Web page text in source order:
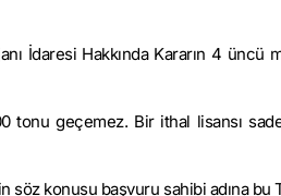
İdaresi Hakkında Kararın 4
tonu geçemez. Bir ithal lisansı
konusu başvuru sahibi adına bu